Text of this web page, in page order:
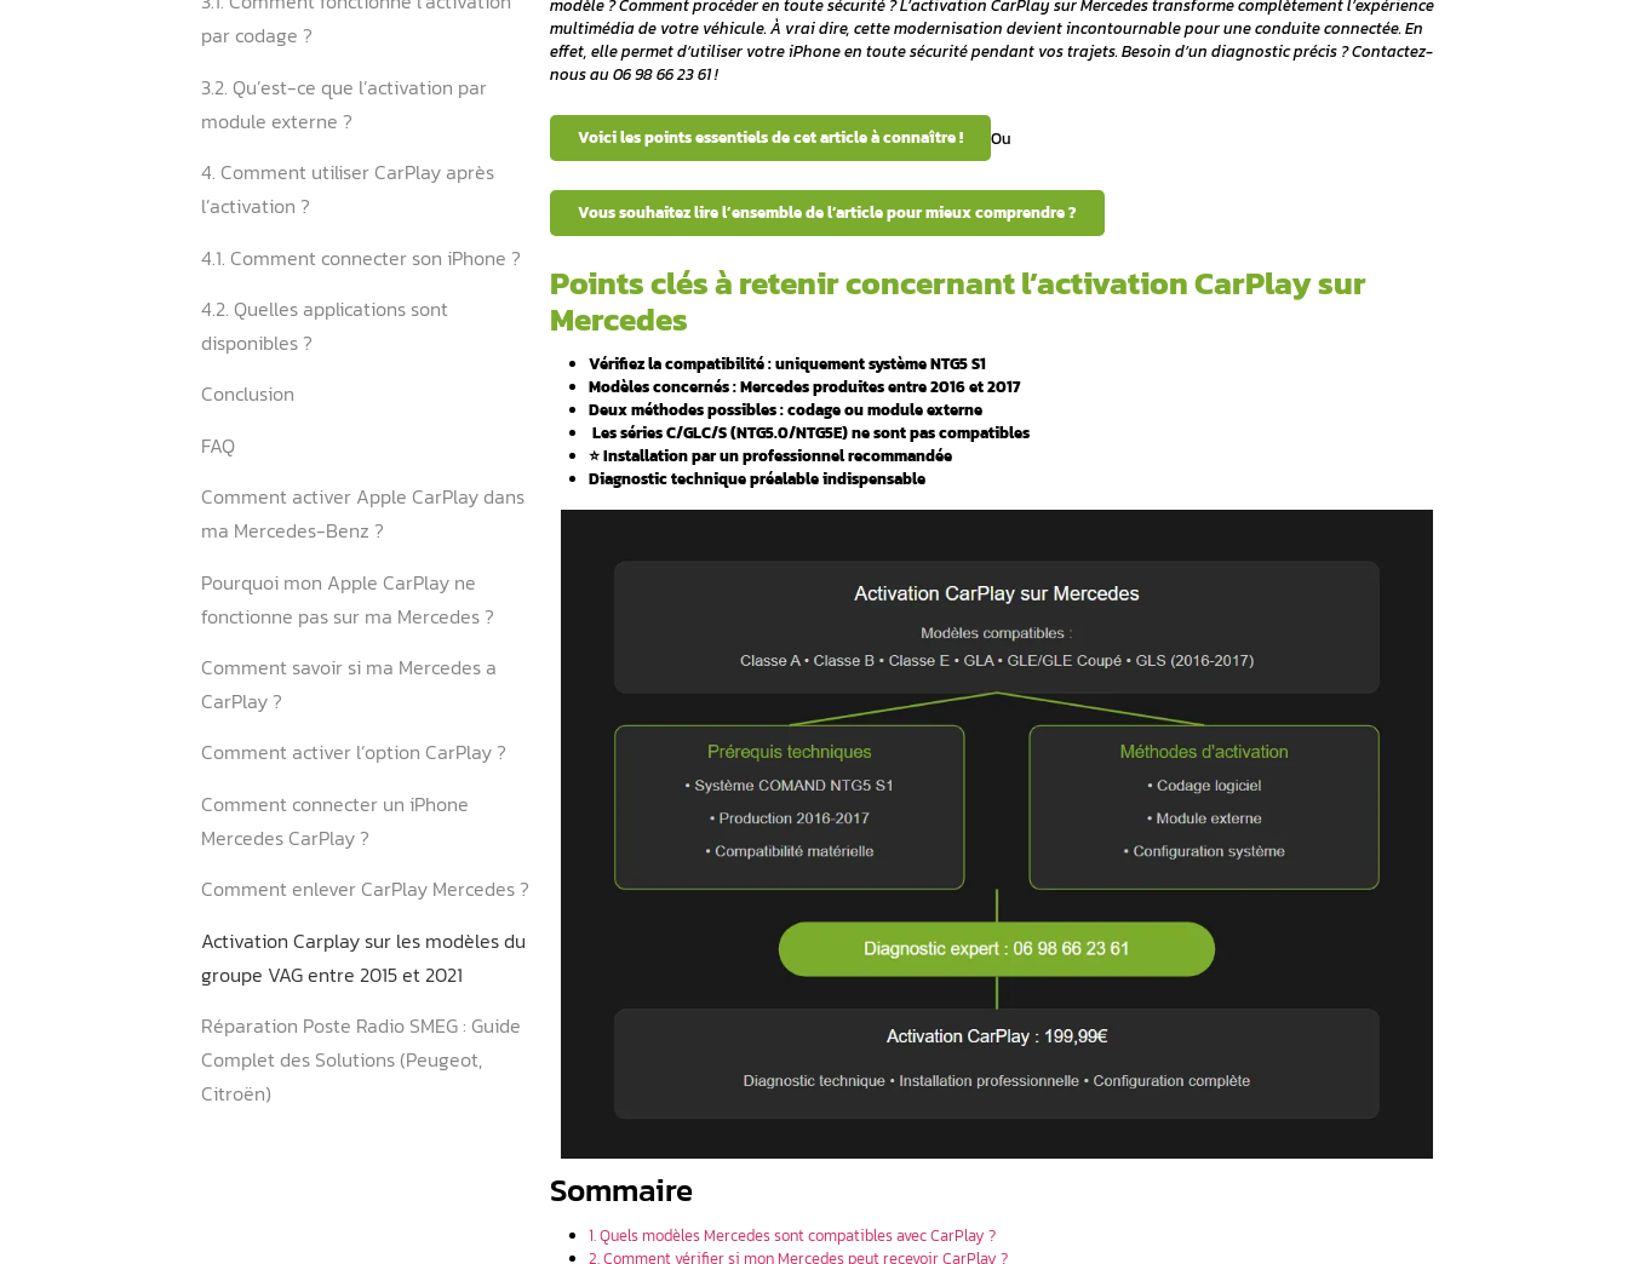
techniques de mon véhicule ?
2.2. Comment identifier mon système
NTG ?
3. Quelles sont les options d’activation
3.1. Comment fonctionne l’activation
par codage ?
3.2. Qu’est-ce que l’activation par
4. Comment utiliser CarPlay après
4.1. Comment connecter son iPhone ?
4.2. Quelles applications sont
Conclusion
FAQ
ma Mercedes-Benz ?
Pourquoi mon Apple CarPlay ne
fonctionne pas sur ma Mercedes ?
Comment activer l’option CarPlay ?
sur Mercedes-Benz ?Cette question revient souvent chez les propriétaires de Mercedes. Mais est-ce
modèle ? Comment procéder en toute sécurité ? L’activation CarPlay sur Mercedes transforme
multimédia de votre véhicule. À vrai dire, cette modernisation devient incontournable pour une
effet, elle permet d’utiliser votre iPhone en toute sécurité pendant vos trajets. Besoin d’un diagnostic
nous au 06 98 66 23 61 !
Voici les points essentiels de cet article à connaître !
Points clés à retenir concernant l’activation
Mercedes
Vérifiez la compatibilité : uniquement système NTG5 S1
Modèles concernés : Mercedes produites entre 2016 et 2017
Deux méthodes possibles : codage ou module externe
️ Les séries C/GLC/S (NTG5.0/NTG5E) ne sont pas compatibles
⭐ Installation par un professionnel recommandée
Diagnostic technique préalable indispensable